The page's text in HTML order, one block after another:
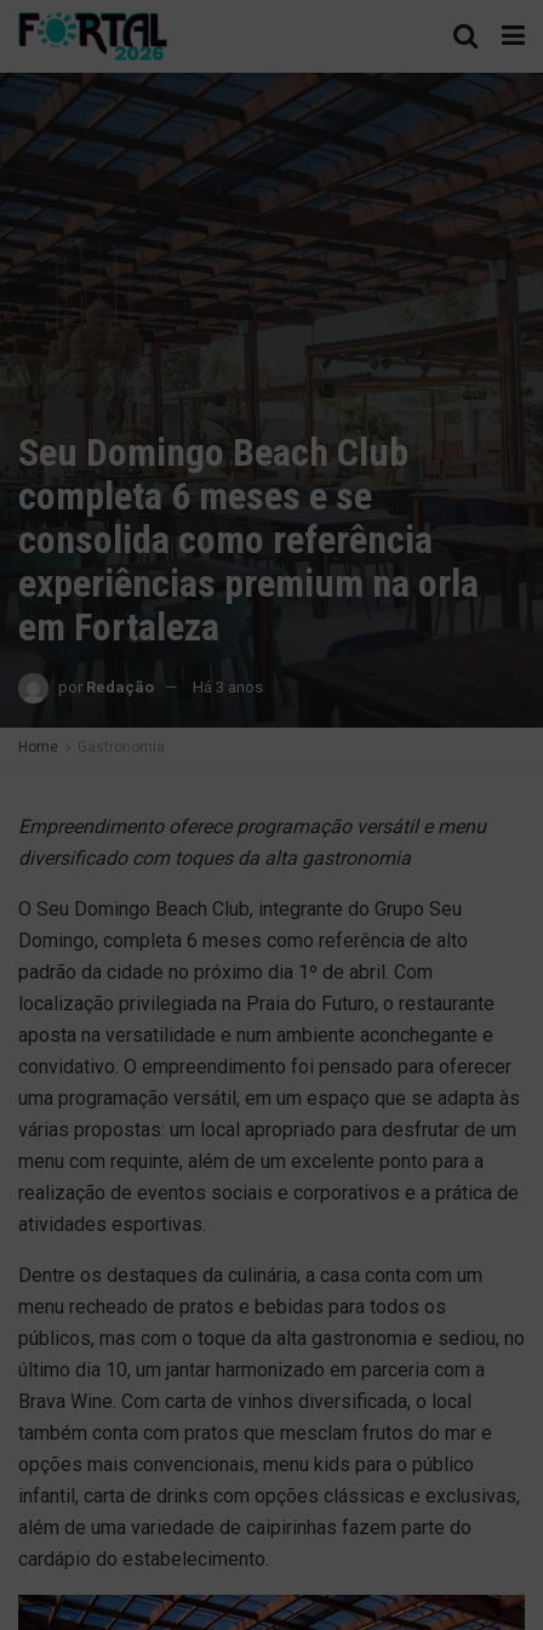
Seu Domingo Beach Club
completa 6 meses e se
consolida como referência
experiências premium na orla
em Fortaleza
por Redação Há 3 anos
Home Gastronomia
Empreendimento oferece programação versátil e menu
diversificado com toques da alta gastronomia
O Seu Domingo Beach Club, integrante do Grupo Seu
Domingo, completa 6 meses como referência de alto
padrão da cidade no próximo dia 1º de abril. Com
localização privilegiada na Praia do Futuro, o restaurante
aposta na versatilidade e num ambiente aconchegante e
convidativo. O empreendimento foi pensado para oferecer
uma programação versátil, em um espaço que se adapta às
várias propostas: um local apropriado para desfrutar de um
menu com requinte, além de um excelente ponto para a
realização de eventos sociais e corporativos e a prática de
atividades esportivas.
Dentre os destaques da culinária, a casa conta com um
menu recheado de pratos e bebidas para todos os
públicos, mas com o toque da alta gastronomia e sediou, no
último dia 10, um jantar harmonizado em parceria com a
Brava Wine. Com carta de vinhos diversificada, o local
também conta com pratos que mesclam frutos do mar e
opções mais convencionais, menu kids para o público
infantil, carta de drinks com opções clássicas e exclusivas,
além de uma variedade de caipirinhas fazem parte do
cardápio do estabelecimento.